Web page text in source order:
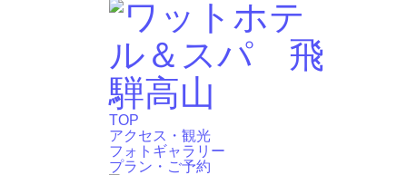
TOP
アクセス・観光
フォトギャラリー
プラン・ご予約